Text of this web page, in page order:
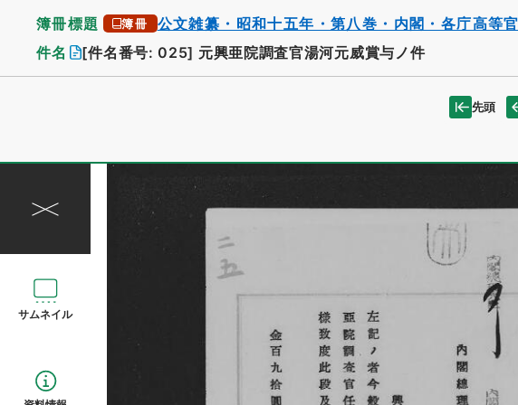
簿冊標題 簿冊 公文雑纂・昭和十五年・第八巻・内閣・各庁高等
件名 [件名番号: 025] 元興亜院調査官湯河元威賞与ノ件
先頭
サムネイル